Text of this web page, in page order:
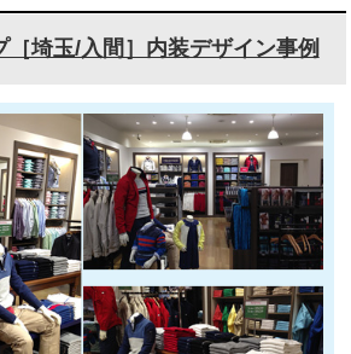
［埼玉/入間］内装デザイン事例